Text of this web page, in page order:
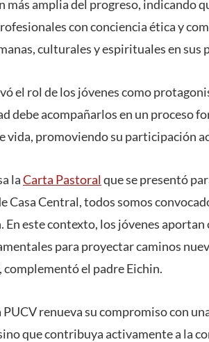
más amplia del progreso, indicando
con conciencia ética y
culturales y espirituales en sus
el rol de los jóvenes como
debe acompañarlos en un proceso
vida, promoviendo su participación
laCarta Pastoral que se presentó
Casa Central, todos somos
En este contexto, los jóvenes
para proyectar caminos
el padre Eichin.
PUCV renueva su compromiso con
que contribuya activamente a la